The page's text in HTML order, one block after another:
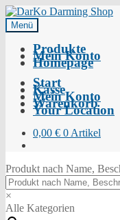
Menü
Produkte
Mein Konto
Homepage
Start
Kasse
Mein Konto
Warenkorb
Your Location
0,00 € 0 Artikel
Produkt nach Name,
×
Alle Kategorien